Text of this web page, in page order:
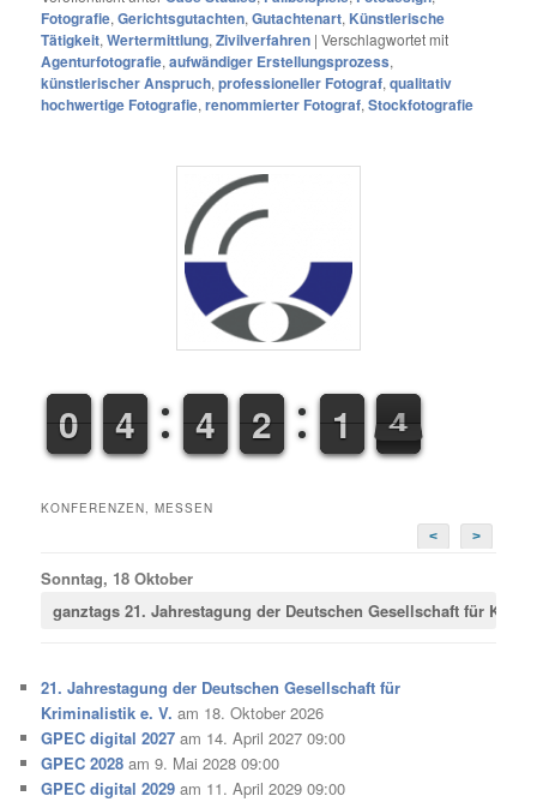
Fotografie,Gerichtsgutachten,Gutachtenart, Künstlerische
Tätigkeit,Wertermittlung,Zivilverfahren |Verschlagwortet mit
Agenturfotografie,aufwändiger Erstellungsprozess,
künstlerischer Anspruch,professioneller Fotograf,qualitativ
hochwertige Fotografie,renommierter Fotograf,Stockfotografie
9
9
0
0 3
3
4
4 3
3
4
4 1
1
2
2 0
1
1 4
4
5
KONFERENZEN, MESSEN
<
>
Sonntag, 18 Oktober
ganztags21. Jahrestagung der Deutschen Gesellschaft für
21. Jahrestagung der Deutschen Gesellschaft für
Kriminalistik e. V. am 18. Oktober 2026
GPEC digital 2027 am 14. April 2027 09:00
GPEC 2028 am 9. Mai 2028 09:00
GPEC digital 2029 am 11. April 2029 09:00